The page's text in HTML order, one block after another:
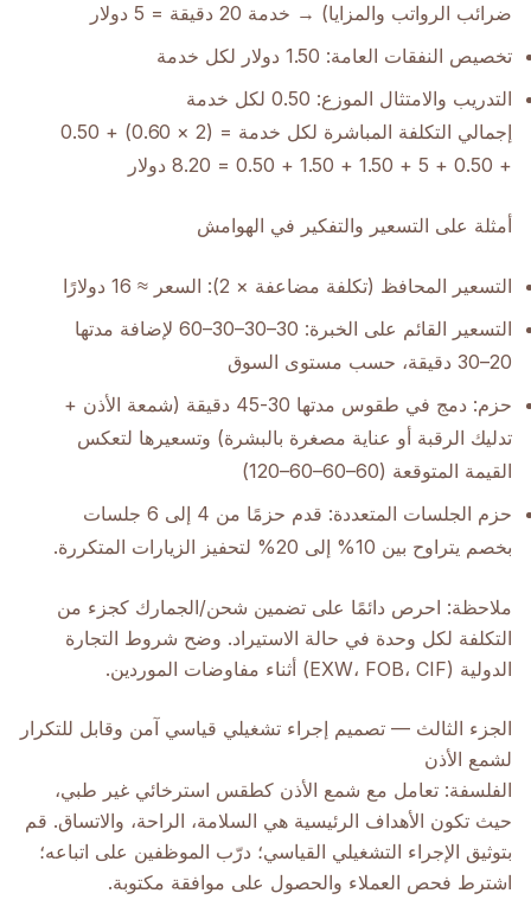
ضرائب الرواتب والمزايا) → خدمة 20 دقيقة = 5 دولار
تخصيص النفقات العامة: 1.50 دولار لكل خدمة
التدريب والامتثال الموزع: 0.50 لكل خدمة
إجمالي التكلفة المباشرة لكل خدمة = (2 × 0.60) + 0.50
+ 0.50 + 5 + 1.50 + 1.50 + 0.50 = 8.20 دولار
أمثلة على التسعير والتفكير في الهوامش
التسعير المحافظ (تكلفة مضاعفة × 2): السعر ≈ 16 دولارًا
التسعير القائم على الخبرة: 30–30–30–60 لإضافة مدتها
20–30 دقيقة، حسب مستوى السوق
حزم: دمج في طقوس مدتها 30-45 دقيقة (شمعة الأذن +
تدليك الرقبة أو عناية مصغرة بالبشرة) وتسعيرها لتعكس
القيمة المتوقعة (60–60–60–120)
حزم الجلسات المتعددة: قدم حزمًا من 4 إلى 6 جلسات
بخصم يتراوح بين 10% إلى 20% لتحفيز الزيارات المتكررة.
ملاحظة: احرص دائمًا على تضمين شحن/الجمارك كجزء من
التكلفة لكل وحدة في حالة الاستيراد. وضح شروط التجارة
الدولية (EXW، FOB، CIF) أثناء مفاوضات الموردين.
الجزء الثالث — تصميم إجراء تشغيلي قياسي آمن وقابل للتكرار
لشمع الأذن
الفلسفة: تعامل مع شمع الأذن كطقس استرخائي غير طبي،
حيث تكون الأهداف الرئيسية هي السلامة، الراحة، والاتساق. قم
بتوثيق الإجراء التشغيلي القياسي؛ درّب الموظفين على اتباعه؛
اشترط فحص العملاء والحصول على موافقة مكتوبة.